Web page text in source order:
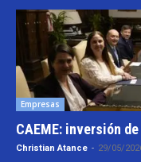
Empresas
CAEME: inversión
Christian Atance - 29/05/